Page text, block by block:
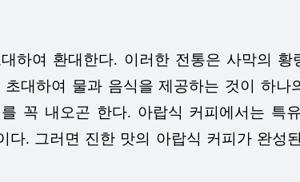
하여 환대한다. 이러한 전통은 사막의
대하여 물과 음식을 제공하는 것이 하
꼭 내오곤 한다. 아랍식 커피에서는 특
. 그러면 진한 맛의 아랍식 커피가 완성